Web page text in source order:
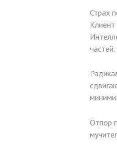
Страх
частей.
Отпор